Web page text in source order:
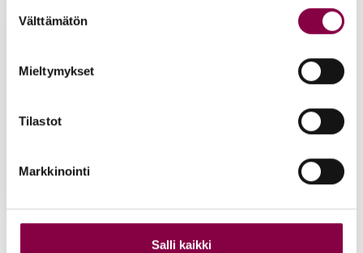
valinta
Välttämätön
Mieltymykset
Tilastot
Markkinointi
Salli kaikki
POP-ART -ke­raa­mi­nen